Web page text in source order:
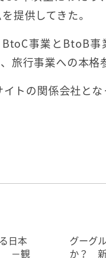
提供してきた。
事業とBtoB
行事業への本格
トの関係会社とな
日本
－観
グーグ
か？ 新